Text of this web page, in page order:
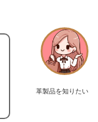
革製品を知りたい